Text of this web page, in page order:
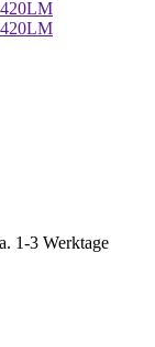
1-3 Werktage